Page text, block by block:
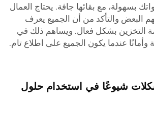
بسهولة، مع بقائها جافة. يحتاج العمال
البعض والتأكد من أن الجميع يعرف
التخزين بشكل فعال. ويساهم ذلك في
وأمانًا عندما يكون الجميع على اطلاع تام.
شيوعًا في استخدام حلول